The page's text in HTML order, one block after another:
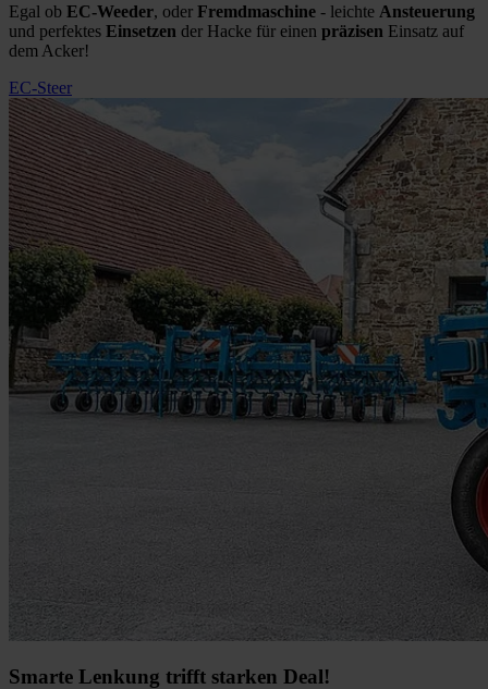
Egal ob EC-Weeder, oder Fremdmaschine - leichte Ansteuerung
und perfektes Einsetzen der Hacke für einen präzisen Einsatz auf
dem Acker!
EC-Steer
Smarte Lenkung trifft starken Deal!